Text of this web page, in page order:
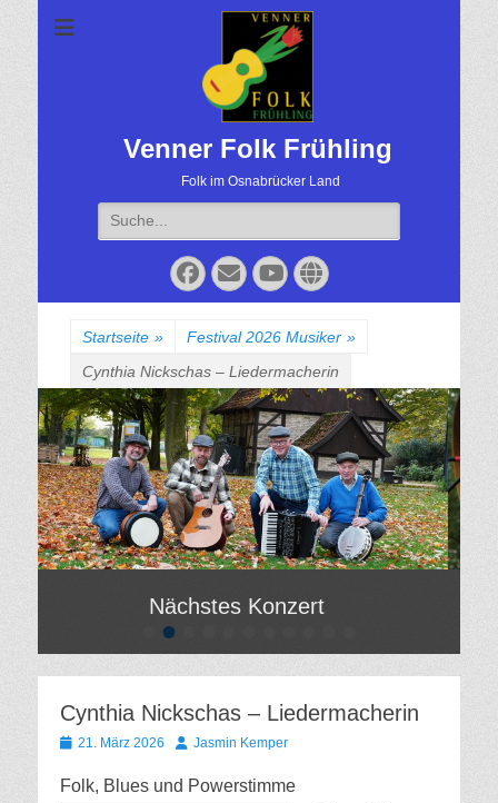
Venner Folk Frühling
Folk im Osnabrücker Land
Suche
für:
Facebook
EmailYouTube
Website
Startseite » Festival 2026 Musiker »
Cynthia Nickschas – Liedermacherin
•
Nächstes Konzert
am
Von
Gatzweiler
am
Von
Cynthia Nickschas – Liedermacherin
Gepostet
21. März 2026 AutorJasmin Kemper
Folk, Blues und Powerstimme